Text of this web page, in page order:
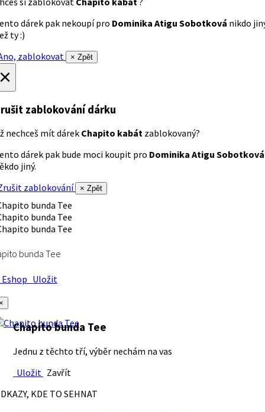
dárek pak nekoupí pro Dominika Atigu Sobotková nikdo
ty :)
zablokovat
× Zpět
zablokování dárku
nechceš mít dárek Chapito kabát zablokovaný?
dárek pak bude moci koupit pro Dominika Atigu Sobotková
jiný.
zablokování
× Zpět
bunda Tee
Uložit
Chapito bunda Tee
Jednu z těchto tří, výběr nechám na vas
Uložit Zavřít
KDE TO SEHNAT